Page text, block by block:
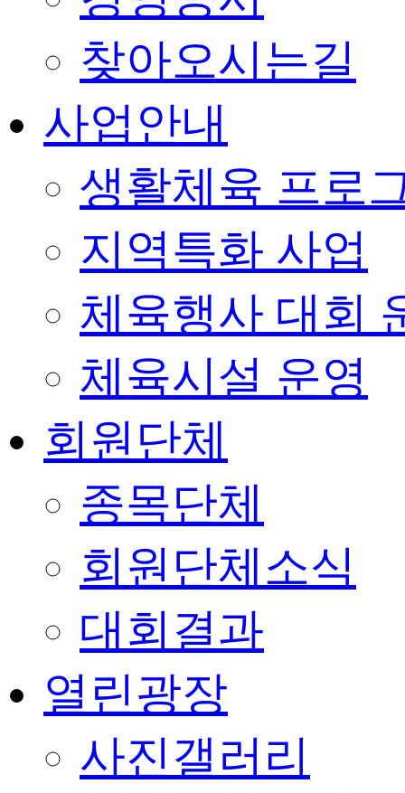
찾아오시는길
사업안내
생활체육 프로
지역특화 사업
체육행사 대회
체육시설 운영
회원단체
종목단체
회원단체소식
대회결과
열린광장
사진갤러리